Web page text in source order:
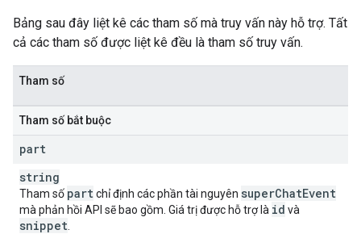
Bảng sau đây liệt kê các tham số mà truy vấn này hỗ trợ. Tất
cả các tham số được liệt kê đều là tham số truy vấn.
Tham số
Tham số bắt buộc
part
string
Tham số partchỉ định các phần tài nguyên superChatEvent
mà phản hồi API sẽ bao gồm. Giá trị được hỗ trợ là id và
snippet